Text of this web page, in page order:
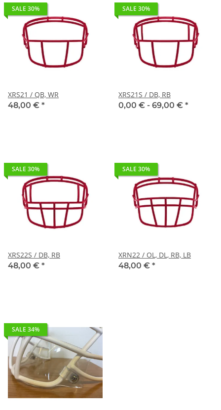
SALE 30%
XRS21 / QB, WR
48,00 € *
SALE 30%
XRS21S / DB, RB
0,00 € - 69,00 € *
SALE 30%
XRS22S / DB, RB
48,00 € *
SALE 30%
XRN22 / OL, DL, RB, LB
48,00 € *
SALE 34%